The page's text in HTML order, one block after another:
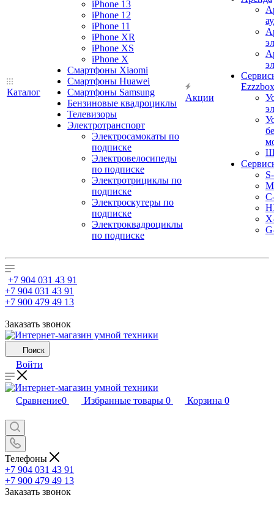
Каталог
iPhone 13
iPhone 12
iPhone 11
iPhone XR
iPhone XS
iPhone X
Смартфоны Xiaomi
Смартфоны Huawei
Смартфоны Samsung
Бензиновые квадроциклы
Телевизоры
Электротранспорт
Электросамокаты по
подписке
Электровелосипеды
по подписке
Электротрициклы по
подписке
Электроскутеры по
подписке
Электроквадроциклы
по подписке
Акции
Ezzzbox
+7 904 031 43 91
+7 904 031 43 91
+7 900 479 49 13
Заказать звонок
Поиск
Войти
Сравнение0 Избранные товары 0 Корзина 0
Телефоны
+7 904 031 43 91
+7 900 479 49 13
Заказать звонок